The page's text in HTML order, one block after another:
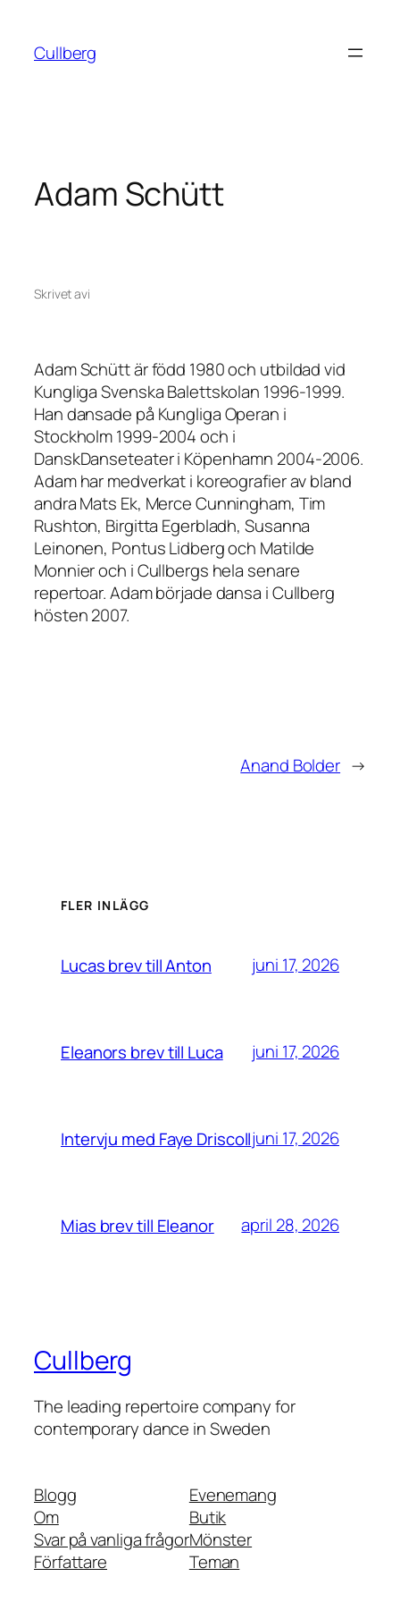
innehåll
Cullberg
Adam Schütt
Skrivet avi
Adam Schütt är född 1980 och utbildad vid
Kungliga Svenska Balettskolan 1996-1999.
Han dansade på Kungliga Operan i
Stockholm 1999-2004 och i
DanskDanseteater i Köpenhamn 2004-2006.
Adam har medverkat i koreografier av bland
andra Mats Ek, Merce Cunningham, Tim
Rushton, Birgitta Egerbladh, Susanna
Leinonen, Pontus Lidberg och Matilde
Monnier och i Cullbergs hela senare
repertoar. Adam började dansa i Cullberg
hösten 2007.
Anand Bolder →
FLER INLÄGG
Lucas brev till Anton juni 17, 2026
Eleanors brev till Luca juni 17, 2026
Intervju med Faye Driscolljuni 17, 2026
Mias brev till Eleanor april 28, 2026
Cullberg
The leading repertoire company for
contemporary dance in Sweden
Blogg
Om
Svar på vanliga frågor
Författare
Evenemang
Butik
Mönster
Teman